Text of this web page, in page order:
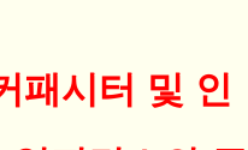
패시터 및 인